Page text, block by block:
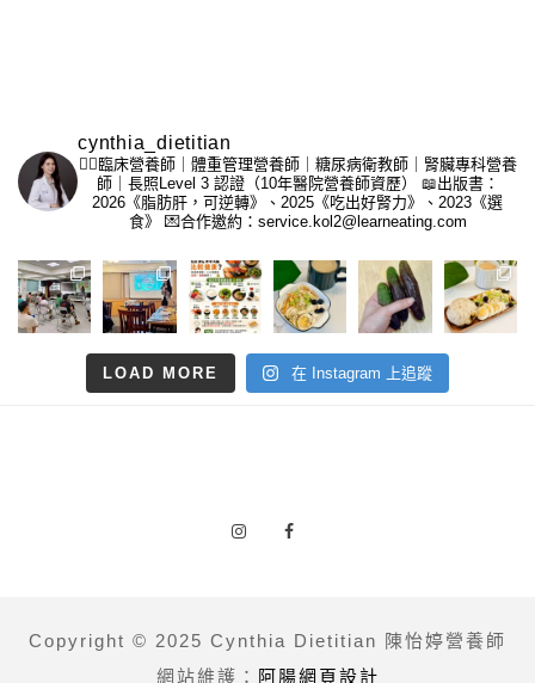
cynthia_dietitian
👩‍⚕️臨床營養師｜體重管理營養師｜糖尿病衛教師｜腎臟專科營養
師｜長照Level 3 認證（10年醫院營養師資歷）
📖出版書：
2026《脂肪肝，可逆轉》、2025《吃出好腎力》、2023《選
食》
💌合作邀約：service.kol2@learneating.com
LOAD MORE 在 Instagram 上追蹤
Copyright © 2025 Cynthia Dietitian 陳怡婷營養師
網站維護： 阿腸網頁設計